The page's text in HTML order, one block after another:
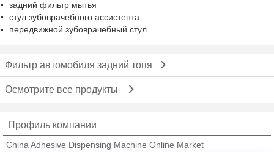
задний фильтр мытья
стул зубоврачебного ассистента
передвижной зубоврачебный стул
Фильтр автомобиля задний топя
Осмотрите все продукты
Профиль компании
China Adhesive Dispensing Machine Online Market